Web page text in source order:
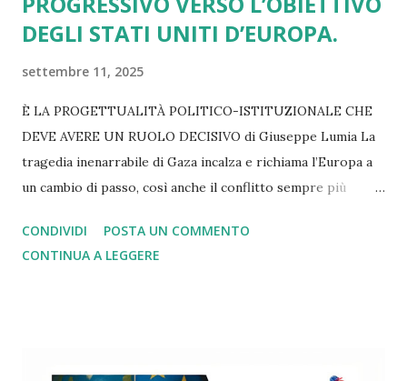
DEGLI STATI UNITI D’EUROPA.
settembre 11, 2025
È LA PROGETTUALITÀ POLITICO-ISTITUZIONALE CHE
DEVE AVERE UN RUOLO DECISIVO di Giuseppe Lumia La
tragedia inenarrabile di Gaza incalza e richiama l’Europa a
un cambio di passo, così anche il conflitto sempre più
dazi imposti da Trump e subiti senza una reazione
adeguata. Altrettanto si può dire di tutti i nodi irrisolti
CONDIVIDI
POSTA UN COMMENTO
CONTINUA A LEGGERE